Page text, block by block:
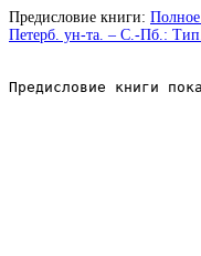
Предисловие книги:
Петерб. ун-та. – С.-Пб.:
Предисловие книги